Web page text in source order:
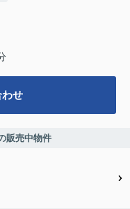
せ
売中物件